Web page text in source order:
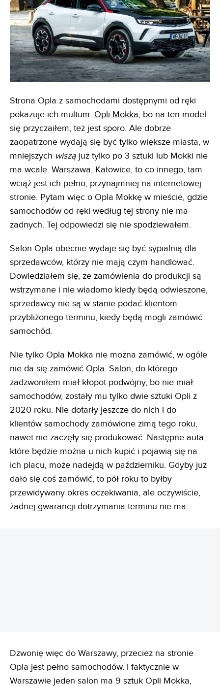
Strona Opla z samochodami dostępnymi od ręki
pokazuje ich multum. Opli Mokka, bo na ten model
się przyczaiłem, też jest sporo. Ale dobrze
zaopatrzone wydają się być tylko większe miasta, w
mniejszych wiszą już tylko po 3 sztuki lub Mokki nie
ma wcale. Warszawa, Katowice, to co innego, tam
wciąż jest ich pełno, przynajmniej na internetowej
stronie. Pytam więc o Opla Mokkę w mieście, gdzie
samochodów od ręki według tej strony nie ma
żadnych. Tej odpowiedzi się nie spodziewałem.
Salon Opla obecnie wydaje się być sypialnią dla
sprzedawców, którzy nie mają czym handlować.
Dowiedziałem się, że zamówienia do produkcji są
wstrzymane i nie wiadomo kiedy będą odwieszone,
sprzedawcy nie są w stanie podać klientom
przybliżonego terminu, kiedy będą mogli zamówić
samochód.
Nie tylko Opla Mokka nie można zamówić, w ogóle
nie da się zamówić Opla. Salon, do którego
zadzwoniłem miał kłopot podwójny, bo nie miał
samochodów, zostały mu tylko dwie sztuki Opli z
2020 roku. Nie dotarły jeszcze do nich i do
klientów samochody zamówione zimą tego roku,
nawet nie zaczęły się produkować. Następne auta,
które będzie można u nich kupić i pojawią się na
ich placu, może nadejdą w październiku. Gdyby już
dało się coś zamówić, to pół roku to byłby
przewidywany okres oczekiwania, ale oczywiście,
żadnej gwarancji dotrzymania terminu nie ma.
Dzwonię więc do Warszawy, przecież na stronie
Opla jest pełno samochodów. I faktycznie w
Warszawie jeden salon ma 9 sztuk Opli Mokka,